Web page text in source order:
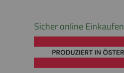
Sicher online Einkaufen